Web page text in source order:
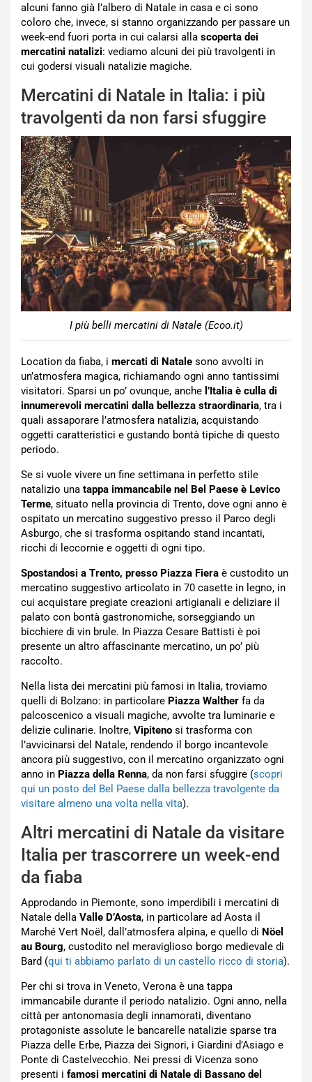
alcuni fanno già l’albero di Natale in casa e ci sono
coloro che, invece, si stanno organizzando per passare un
week-end fuori porta in cui calarsi alla scoperta dei
mercatini natalizi: vediamo alcuni dei più travolgenti in
cui godersi visuali natalizie magiche.
Mercatini di Natale in Italia: i più
travolgenti da non farsi sfuggire
I più belli mercatini di Natale (Ecoo.it)
Location da fiaba, i mercati di Natale sono avvolti in
un’atmosfera magica, richiamando ogni anno tantissimi
visitatori. Sparsi un po’ ovunque, anche l’Italia è culla di
innumerevoli mercatini dalla bellezza straordinaria, tra i
quali assaporare l’atmosfera natalizia, acquistando
oggetti caratteristici e gustando bontà tipiche di questo
periodo.
Se si vuole vivere un fine settimana in perfetto stile
natalizio una tappa immancabile nel Bel Paese è Levico
Terme, situato nella provincia di Trento, dove ogni anno è
ospitato un mercatino suggestivo presso il Parco degli
Asburgo, che si trasforma ospitando stand incantati,
ricchi di leccornie e oggetti di ogni tipo.
Spostandosi a Trento, presso Piazza Fiera è custodito un
mercatino suggestivo articolato in 70 casette in legno, in
cui acquistare pregiate creazioni artigianali e deliziare il
palato con bontà gastronomiche, sorseggiando un
bicchiere di vin brule. In Piazza Cesare Battisti è poi
presente un altro affascinante mercatino, un po’ più
raccolto.
Nella lista dei mercatini più famosi in Italia, troviamo
quelli di Bolzano: in particolare Piazza Walther fa da
palcoscenico a visuali magiche, avvolte tra luminarie e
delizie culinarie. Inoltre, Vipiteno si trasforma con
l’avvicinarsi del Natale, rendendo il borgo incantevole
ancora più suggestivo, con il mercatino organizzato ogni
anno in Piazza della Renna, da non farsi sfuggire (scopri
qui un posto del Bel Paese dalla bellezza travolgente da
visitare almeno una volta nella vita).
Altri mercatini di Natale da visitare
Italia per trascorrere un week-end
da fiaba
Approdando in Piemonte, sono imperdibili i mercatini di
Natale della Valle D’Aosta, in particolare ad Aosta il
Marché Vert Noël, dall’atmosfera alpina, e quello di Nöel
au Bourg, custodito nel meraviglioso borgo medievale di
Bard (qui ti abbiamo parlato di un castello ricco di storia).
Per chi si trova in Veneto, Verona è una tappa
immancabile durante il periodo natalizio. Ogni anno, nella
città per antonomasia degli innamorati, diventano
protagoniste assolute le bancarelle natalizie sparse tra
Piazza delle Erbe, Piazza dei Signori, i Giardini d’Asiago e
Ponte di Castelvecchio. Nei pressi di Vicenza sono
presenti i famosi mercatini di Natale di Bassano del